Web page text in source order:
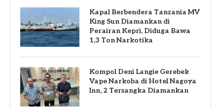
Kapal Berbendera Tanzania MV
King Sun Diamankan di
Perairan Kepri, Diduga Bawa
1,3 Ton Narkotika
Kompol Deni Langie Gerebek
Vape Narkoba di Hotel Nagoya
Inn, 2 Tersangka Diamankan